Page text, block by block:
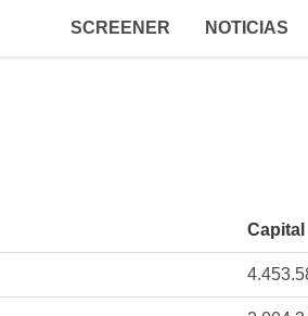
SCREENER NOTICIAS
Capital